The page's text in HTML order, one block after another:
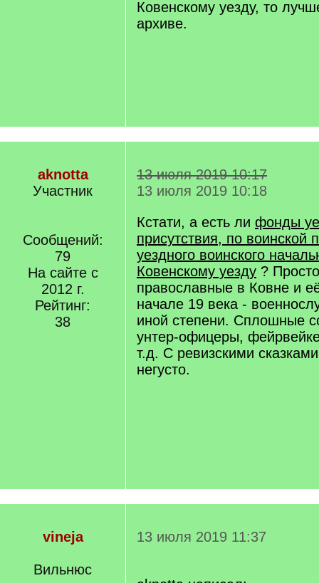
Ковенскому уезду, то
архиве.
aknotta
Участник
Сообщений:
79
На сайте с
2012 г.
Рейтинг:
38
13 июля 2019 10:17
13 июля 2019 10:18
Кстати, а есть ли фонды
присутствия, по воинской
уездного воинского
Ковенскому уезду ?
православные в Ковне и
начале 19 века -
иной степени. Сплошные
унтер-офицеры,
т.д. С ревизскими
негусто.
vineja
Вильнюс
13 июля 2019 11:37